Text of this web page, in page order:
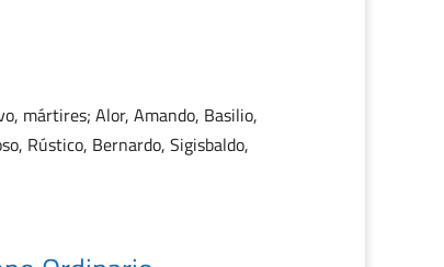
mártires; Alor, Amando, Basilio,
Rústico, Bernardo, Sigisbaldo,